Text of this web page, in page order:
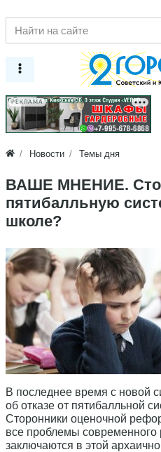
РЕКЛАМА
Новости Темы дня
ВАШЕ МНЕНИЕ.
пятибалльную
школе?
В последнее время с новой
об отказе от пятибалльной
Сторонники оценочной
все проблемы современного
заключаются в этой